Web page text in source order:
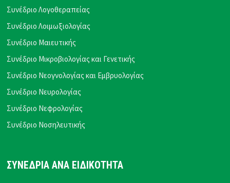
Συνέδριο Λογοθεραπείας
Συνέδριο Λοιμωξιολογίας
Συνέδριο Μαιευτικής
Συνέδριο Μικροβιολογίας και Γενετικής
Συνέδριο Νεογνολογίας και Εμβρυολογίας
Συνέδριο Νευρολογίας
Συνέδριο Νεφρολογίας
Συνέδριο Νοσηλευτικής
ΣΥΝΕΔΡΙΑ ΑΝΑ ΕΙΔΙΚΟΤΗΤΑ